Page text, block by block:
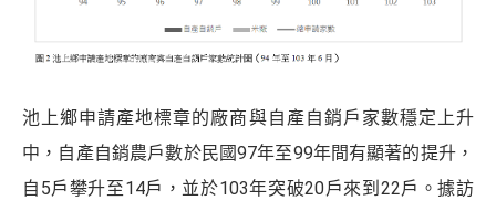
池上鄉申請產地標章的廠商與自產自銷戶家數穩定上升
中，自產自銷農戶數於民國97年至99年間有顯著的提升，
自5戶攀升至14戶，並於103年突破20戶來到22戶。據訪